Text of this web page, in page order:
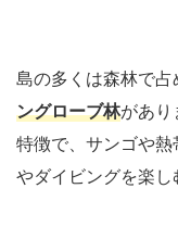
島の多くは森林で占
ングローブ林があり
特徴で、サンゴや
やダイビングを楽し